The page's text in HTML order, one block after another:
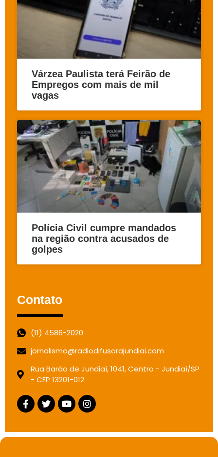
Várzea Paulista terá Feirão de
Empregos com mais de mil
vagas
Polícia Civil cumpre mandados
na região contra acusados de
golpes
Contato
(11) 4586-2020
jornalismo@radiodifusorajundiai.com
Rua Barão de Jundiaí, 1041, Centro - Jundiaí/SP
- CEP 13201-012